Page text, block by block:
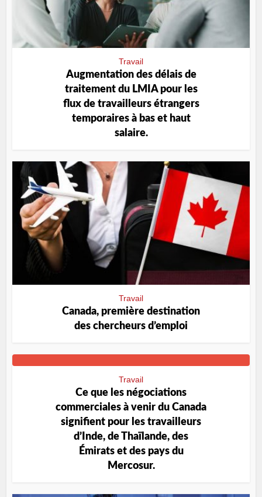
Travail
Augmentation des délais de
traitement du LMIA pour les
flux de travailleurs étrangers
temporaires à bas et haut
salaire.
Travail
Canada, première destination
des chercheurs d’emploi
Travail
Ce que les négociations
commerciales à venir du Canada
signifient pour les travailleurs
d’Inde, de Thaïlande, des
Émirats et des pays du
Mercosur.